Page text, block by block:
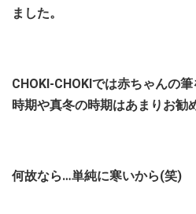
ました。
CHOKI-CHOKIでは赤ちゃんの
時期や真冬の時期はあまりお勧
何故なら…単純に寒いから(笑)